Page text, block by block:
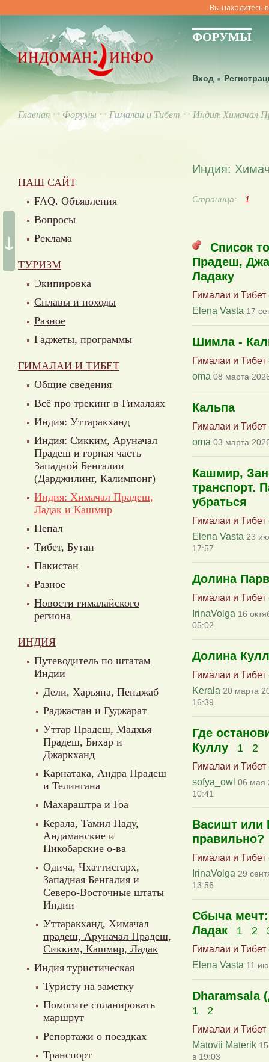
Вы находитесь
ФОРУМЫ
Вход
Главная ↔ Форумы↔ Гималаи и Тибет ↔ Индия: Химачал
↓
НАШ САЙТ
FAQ. Объявления
Вопросы
Реклама
ТУРИЗМ
Экипировка
Сплавы и походы
Разное
Гаджеты, программы
ГИМАЛАИ И ТИБЕТ
Общие сведения
Всё про трекинг в Гималаях
Индия: Уттаракханд
Индия: Сикким, Аруначал
Прадеш и горная часть
Западной Бенгалии
(Дарджилинг, Калимпонг)
Индия: Химачал Прадеш,
Ладак и Кашмир
Непал
Тибет, Бутан
Пакистан
Разное
Новости гималайского
региона
ИНДИЯ
Путеводитель по штатам
Индии
Дели, Харьяна, Пенджаб
Раджастан и Гуджарат
Уттар Прадеш, Мадхья
Прадеш, Бихар и
Джаркханд
Карнатака, Андра Прадеш
и Телингана
Махараштра и Гоа
Керала, Тамил Наду,
Андаманские и
Никобарские о-ва
Одича, Чхаттисгарх,
Западная Бенгалия и
Северо-Восточные штаты
Индии
Уттаракханд, Химачал
прадеш, Аруначал Прадеш,
Сикким, Кашмир, Ладак
Индия туристическая
Туристу на заметку
Помогите спланировать
маршрут
Репортажи о поездках
Транспорт
Индия:
Страница: 1
Список
Прадеш,
Ладаку
Гималаи и Тибет
Elena Vasta 17
Шимла -
Гималаи и Тибет
oma 08 марта
Кальпа
Гималаи и Тибет
oma 03 марта
Кашмир,
транспорт.
убраться
Гималаи и Тибет
Elena Vasta 23
17:57
Долина
Гималаи и Тибет
IrinaVolga 16
05:02
Долина
Гималаи и Тибет
Kerala 20 марта
16:39
Где
Куллу
1 2
Гималаи и Тибет
sofya_owl 06 мая
10:41
Васишт или
правильно?
Гималаи и Тибет
IrinaVolga 29
13:56
Сбыча
Ладак
1 2
Гималаи и Тибет
Elena Vasta 11
Dharamsala
1 2
Гималаи и Тибет
Matovii Materik
в 19:03